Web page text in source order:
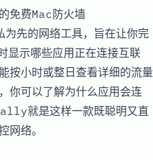
免费Mac防火墙
先的网络工具，旨在让你完
显示哪些应用正在连接互联
按小时或整日查看详细的流量
你可以了解为什么应用会连
就是这样一款既聪明又直
网络。